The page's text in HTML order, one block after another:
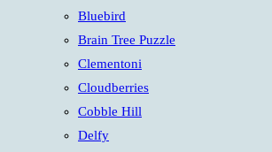
Bluebird
Brain Tree Puzzle
Clementoni
Cloudberries
Cobble Hill
Delfy